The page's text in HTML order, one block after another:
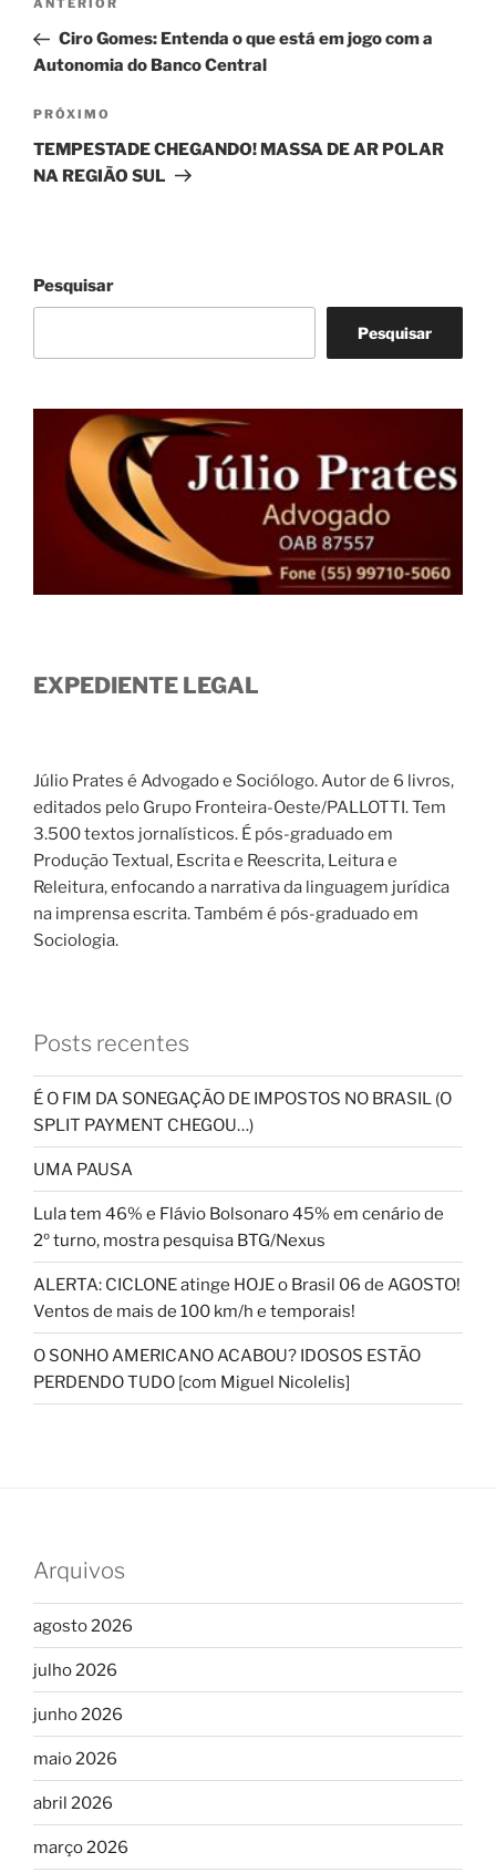
Post
Post
anterior
ANTERIOR
Ciro Gomes: Entenda o que está em jogo com a
Autonomia do Banco Central
Próximo
post
PRÓXIMO
TEMPESTADE CHEGANDO! MASSA DE AR POLAR
NA REGIÃO SUL
Pesquisar
Pesquisar
EXPEDIENTE LEGAL
Júlio Prates é Advogado e Sociólogo. Autor de 6 livros,
editados pelo Grupo Fronteira-Oeste/PALLOTTI. Tem
3.500 textos jornalísticos. É pós-graduado em
Produção Textual, Escrita e Reescrita, Leitura e
Releitura, enfocando a narrativa da linguagem jurídica
na imprensa escrita. Também é pós-graduado em
Sociologia.
Posts recentes
É O FIM DA SONEGAÇÃO DE IMPOSTOS NO BRASIL (O
SPLIT PAYMENT CHEGOU…)
UMA PAUSA
Lula tem 46% e Flávio Bolsonaro 45% em cenário de
2º turno, mostra pesquisa BTG/Nexus
ALERTA: CICLONE atinge HOJE o Brasil 06 de AGOSTO!
Ventos de mais de 100 km/h e temporais!
O SONHO AMERICANO ACABOU? IDOSOS ESTÃO
PERDENDO TUDO [com Miguel Nicolelis]
Arquivos
agosto 2026
julho 2026
junho 2026
maio 2026
abril 2026
março 2026